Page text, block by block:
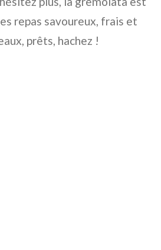
repas savoureux, frais et
prêts, hachez !